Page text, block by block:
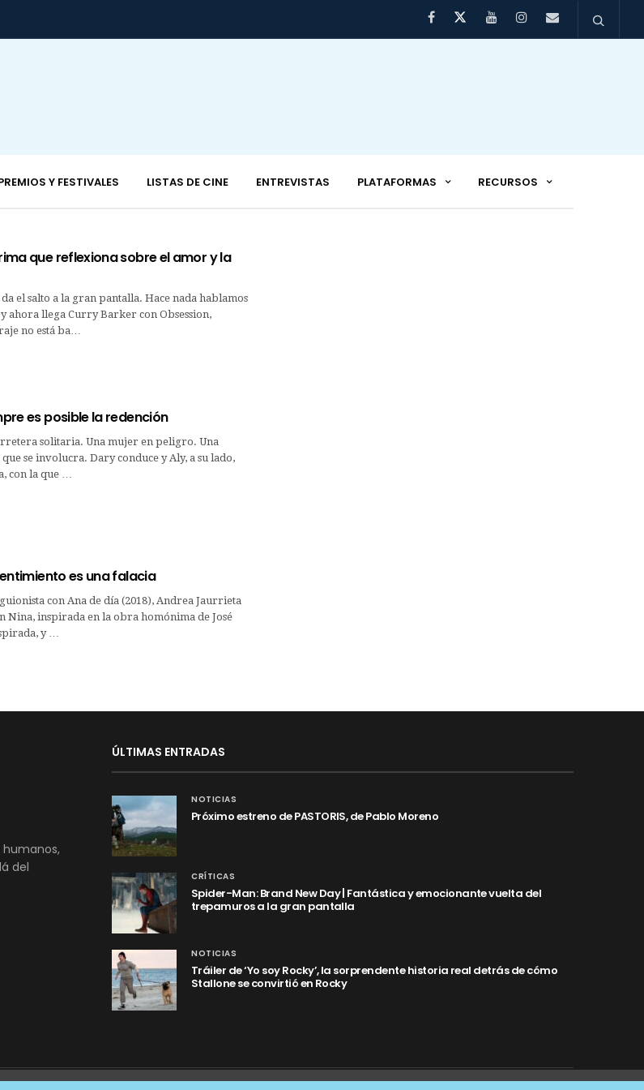
Y FESTIVALES LISTAS DE CINE ENTREVISTAS PLATAFORMAS RECURSOS
que reflexiona sobre el amor y la
da el salto a la gran pantalla. Hace nada hablamos
ahora llega Curry Barker con Obsession,
no está ba…
es posible la redención
solitaria. Una mujer en peligro. Una
se involucra. Dary conduce y Aly, a su lado,
con la que …
es una falacia
con Ana de día (2018), Andrea Jaurrieta
Nina, inspirada en la obra homónima de José
y …
del
ÚLTIMAS ENTRADAS
NOTICIAS
Próximo estreno de PASTORIS, de Pablo Moreno
CRÍTICAS
Spider-Man: Brand New Day | Fantástica y emocionante vuelta del
trepamuros a la gran pantalla
NOTICIAS
Tráiler de ‘Yo soy Rocky’, la sorprendente historia real detrás de cómo
Stallone se convirtió en Rocky